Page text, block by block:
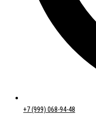
+7 (999) 068-94-48